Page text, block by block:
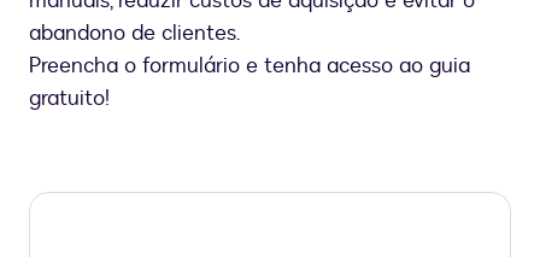
abandono de clientes.
Preencha o formulário e tenha acesso ao guia
gratuito!